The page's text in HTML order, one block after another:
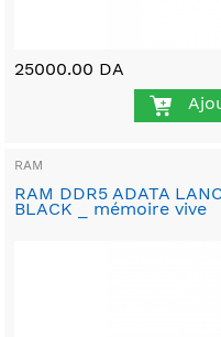
25000.00 DA
RAM
RAM DDR5 ADATA
BLACK _ mémoire vive